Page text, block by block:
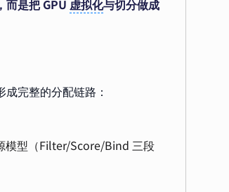
是把 GPU 虚拟化与切分做成
完整的分配链路：
模型（Filter/Score/Bind 三段